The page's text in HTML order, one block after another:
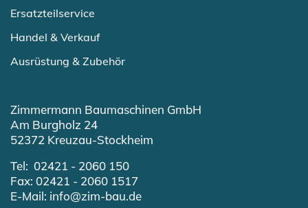
Ersatzteilservice
Handel & Verkauf
Ausrüstung & Zubehör
Zimmermann Baumaschinen GmbH
Am Burgholz 24
52372 Kreuzau-Stockheim
Tel: 02421 - 2060 150
Fax: 02421 - 2060 1517
E-Mail: info@zim-bau.de